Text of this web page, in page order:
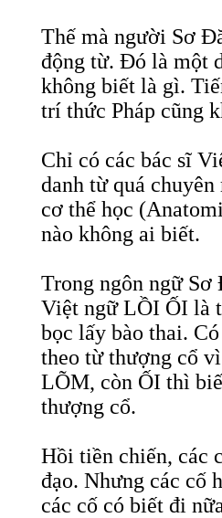
Thế mà người Sơ
động từ. Đó là một
không biết là gì.
trí thức Pháp cũng
Chỉ có các bác sĩ
danh từ quá
cơ thể học
nào không ai biết.
Trong ngôn ngữ
Việt ngữ LỒI ỐI là
bọc lấy bào thai.
theo từ thượng cổ
LÕM, còn ỐI thì
thượng cổ.
Hồi tiền chiến, các
đạo. Nhưng các cố
các cố có biết đi